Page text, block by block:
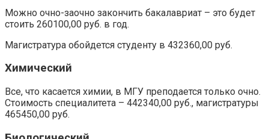
Можно очно-заочно закончить бакалавриат – это будет
стоить 260100,00 руб. в год.
Магистратура обойдется студенту в 432360,00 руб.
Химический
Все, что касается химии, в МГУ преподается только очно.
Стоимость специалитета – 442340,00 руб., магистратуры
465450,00 руб.